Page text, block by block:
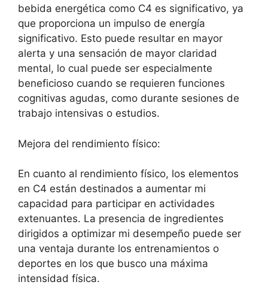
bebida energética como C4 es significativo, ya
que proporciona un impulso de energía
significativo. Esto puede resultar en mayor
alerta y una sensación de mayor claridad
mental, lo cual puede ser especialmente
beneficioso cuando se requieren funciones
cognitivas agudas, como durante sesiones de
trabajo intensivas o estudios.
Mejora del rendimiento físico:
En cuanto al rendimiento físico, los elementos
en C4 están destinados a aumentar mi
capacidad para participar en actividades
extenuantes. La presencia de ingredientes
dirigidos a optimizar mi desempeño puede ser
una ventaja durante los entrenamientos o
deportes en los que busco una máxima
intensidad física.